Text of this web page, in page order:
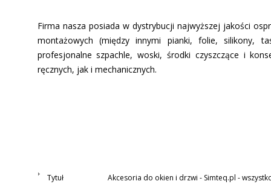
Firma nasza posiada w dystrybucji najwyższej jakości
montażowych (między innymi pianki, folie, silikony,
profesjonalne szpachle, woski, środki czyszczące i
ręcznych, jak i mechanicznych.
Tytuł
Akcesoria do okien i drzwi - Simteq.pl -